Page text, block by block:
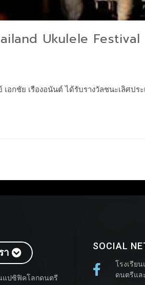
Ukulele Festival
อกชัย เรืองอนันต์ ได้รับรางวัลชนะเลิศปร
า
แปซิฟิคโลกดนตรี
SOCIAL
โรงเรีย
ดนตรีแล